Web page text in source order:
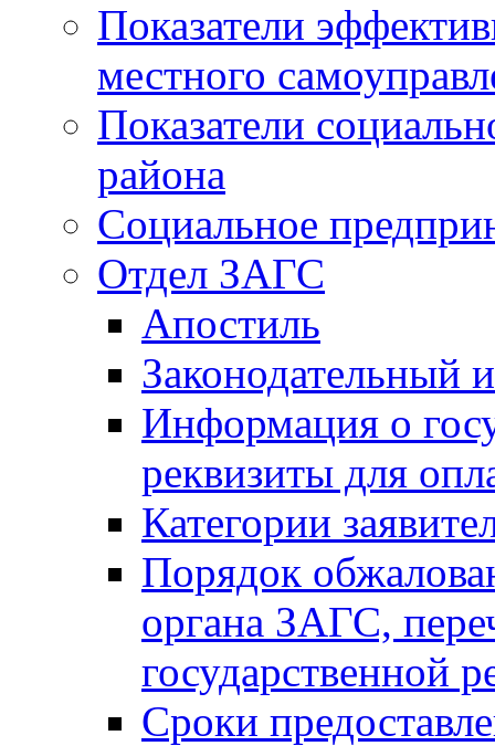
Показатели
местного
Показатели
района
Социальное
Отдел ЗАГС
Апостиль
Законодательный
Информация о
реквизиты для
Категории
Порядок
органа ЗАГС,
государственной
Сроки